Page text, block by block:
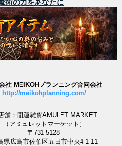
術の力をあなたに
社 MEIKOHプランニング合同会社
http://meikohplanning.com/
舗：開運雑貨AMULET MARKET
（アミュレットマーケット）
〒731-5128
県広島市佐伯区五日市中央4-1-11